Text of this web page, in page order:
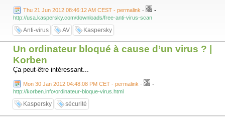
Thu 21 Jun 2012 08:46:12 AM CEST - permalink - -
http://usa.kaspersky.com/downloads/free-anti-virus-scan
Anti-virus AV Kaspersky
Un ordinateur bloqué à cause d’un virus ? |
Korben
Ça peut-être intéressant...
Mon 30 Jan 2012 04:48:08 PM CET - permalink - -
http://korben.info/ordinateur-bloque-virus.html
Kaspersky sécurité